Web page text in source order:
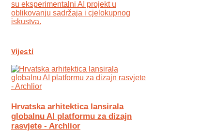
su eksperimentalni AI projekt u
oblikovanju sadržaja i cjelokupnog
iskustva.
Vijesti
Hrvatska arhitektica lansirala
globalnu AI platformu za dizajn
rasvjete - Archlior